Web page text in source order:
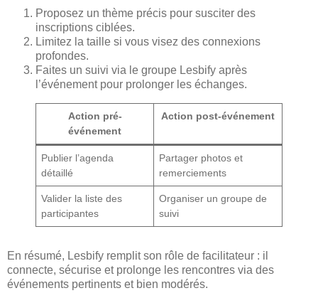
Proposez un thème précis pour susciter des
inscriptions ciblées.
Limitez la taille si vous visez des connexions
profondes.
Faites un suivi via le groupe Lesbify après
l’événement pour prolonger les échanges.
Action pré-
événement
Action post-événement
Publier l’agenda
détaillé
Partager photos et
remerciements
Valider la liste des
participantes
Organiser un groupe de
suivi
En résumé, Lesbify remplit son rôle de facilitateur : il
connecte, sécurise et prolonge les rencontres via des
événements pertinents et bien modérés.